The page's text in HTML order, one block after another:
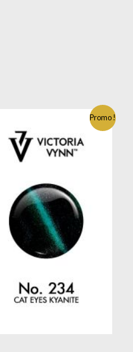
Promo !